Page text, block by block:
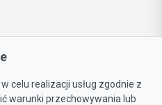
celu realizacji usług zgodnie z
warunki przechowywania lub